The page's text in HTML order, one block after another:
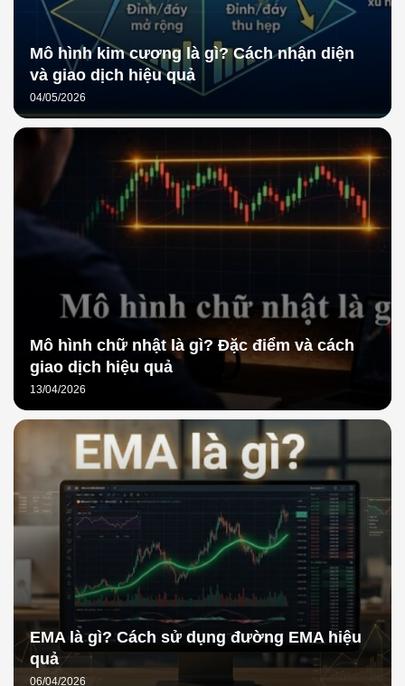
Mô hình kim cương là gì? Cách nhận diện
và giao dịch hiệu quả
04/05/2026
Mô hình chữ nhật là gì? Đặc điểm và cách
giao dịch hiệu quả
13/04/2026
EMA là gì? Cách sử dụng đường EMA hiệu
quả
06/04/2026